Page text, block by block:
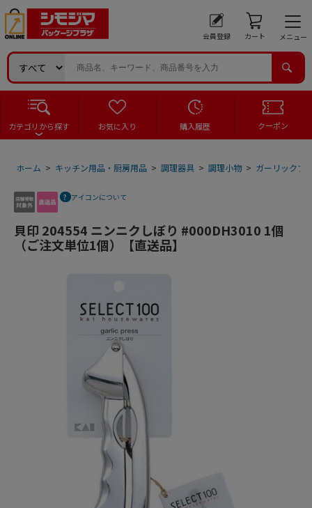
会員登録 カート メニュー
カテゴリから探す お気に入り 購入履歴 クーポン
ホーム > キッチン用品・厨房用品 > 調理器具 > 調理小物 > ガーリックプ
アイコンについて
貝印 204554 ニンニクしぼり #000DH3010 1個
（ご注文単位1個）【直送品】